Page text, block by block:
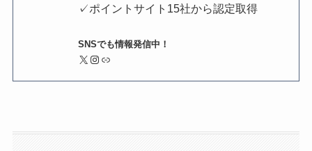
✓ポイントサイト15社から認定取得
SNSでも情報発信中！
X Instagram リンク